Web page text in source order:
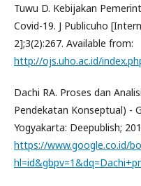
Tuwu D. Kebijakan
Covid-19. J Publicuho
2];3(2):267. Available from:
http://ojs.uho.ac.id/
Dachi RA. Proses dan
Pendekatan Konseptual) -
Yogyakarta: Deepublish;
https://www.google.co.id/